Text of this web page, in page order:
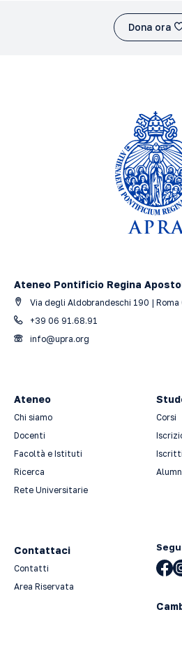
Dona ora
Ateneo Pontificio Regina
Via degli Aldobrandeschi 190 | Roma
+39 06 91.68.91
info@upra.org
Ateneo
Chi siamo
Docenti
Facoltà e Istituti
Ricerca
Rete Universitarie
Corsi
Iscritti
Contattaci
Contatti
Area Riservata